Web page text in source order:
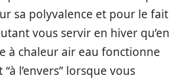
sa polyvalence et pour le fait
vous servir en hiver qu’en
à chaleur air eau fonctionne
l’envers” lorsque vous